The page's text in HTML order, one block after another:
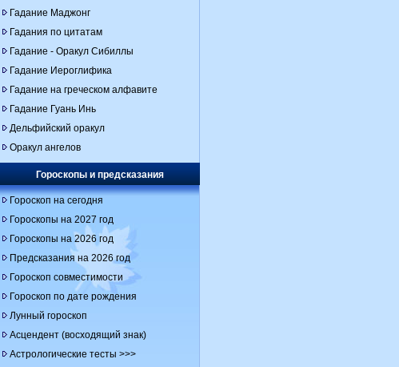
Гадание Маджонг
Гадания по цитатам
Гадание - Оракул Сибиллы
Гадание Иероглифика
Гадание на греческом алфавите
Гадание Гуань Инь
Дельфийский оракул
Оракул ангелов
Гороскопы и предсказания
Гороскоп на сегодня
Гороскопы на 2027 год
Гороскопы на 2026 год
Предсказания на 2026 год
Гороскоп совместимости
Гороскоп по дате рождения
Лунный гороскоп
Асцендент (восходящий знак)
Астрологические тесты >>>